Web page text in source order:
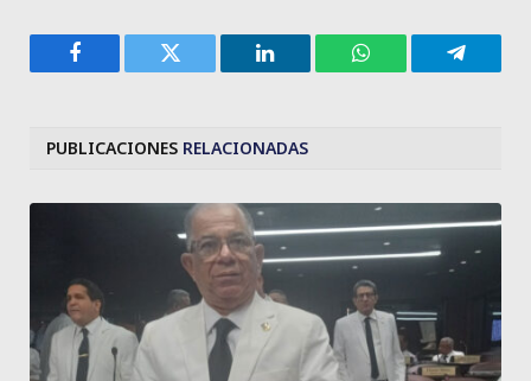
Facebook Twitter LinkedIn WhatsApp
PUBLICACIONES RELACIONADAS